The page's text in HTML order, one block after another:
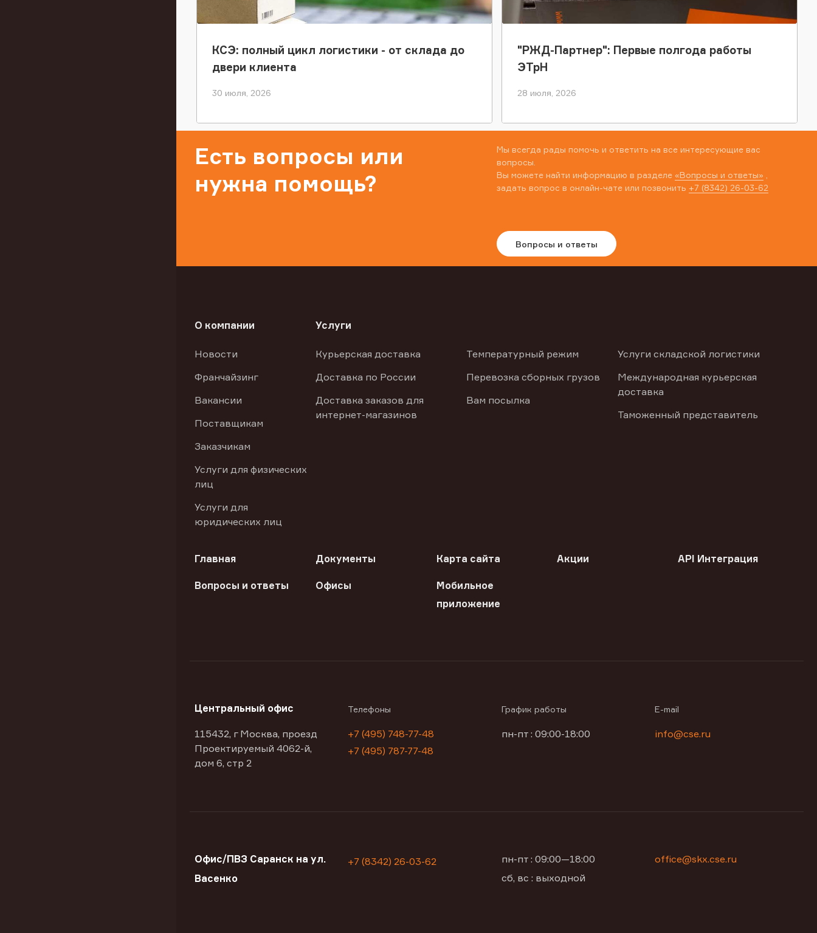
КСЭ: полный цикл логистики - от склада до
двери клиента
30 июля, 2026
"РЖД-Партнер": Первые полгода работы
ЭТрН
28 июля, 2026
Есть вопросы или
нужна помощь?
Мы всегда рады помочь и ответить на все интересующие вас
вопросы.
Вы можете найти информацию в разделе «Вопросы и ответы»
задать вопрос в онлайн-чате или позвонить +7 (8342) 26-03-62
Вопросы и ответы
О компании
Новости
Франчайзинг
Вакансии
Поставщикам
Заказчикам
Услуги для физических
лиц
Услуги для
юридических лиц
Услуги
Курьерская доставка
Доставка по России
Доставка заказов для
интернет-магазинов
Температурный режим
Перевозка сборных грузов
Вам посылка
Услуги складской логистики
Международная курьерская
доставка
Таможенный представитель
Главная Документы Карта сайта Акции API Интеграция
Вопросы и ответы Офисы
Мобильное
приложение
Центральный офис
115432, г Москва, проезд
Проектируемый 4062-й,
дом 6, стр 2
Телефоны
+7 (495) 748-77-48
+7 (495) 787-77-48
График работы
пн-пт : 09:00-18:00
E-mail
info@cse.ru
Офис/ПВЗ Саранск на ул.
Васенко
+7 (8342) 26-03-62
пн-пт : 09:00—18:00
сб, вс : выходной
office@skx.cse.ru